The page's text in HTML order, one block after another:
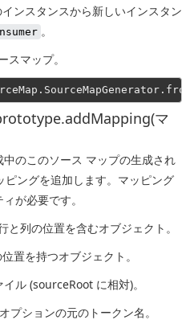
ンスタンスから新しいインスタン
。
スマップ。
マ
のこのソース マップの生成され
ングを追加します。マッピング
が必要です。
と列の位置を含むオブジェクト。
置を持つオブジェクト。
ル (sourceRoot に相対)。
プションの元のトークン名。